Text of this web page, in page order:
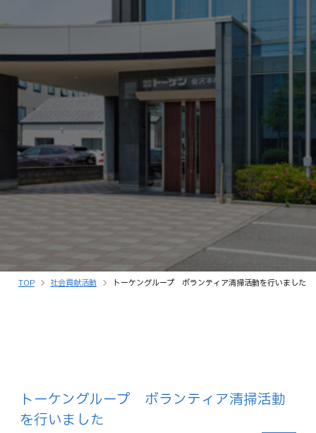
TOP 社会貢献活動 トーケングループ ボランティア清掃活動を行いました
トーケングループ ボランティア清掃活動
を行いました